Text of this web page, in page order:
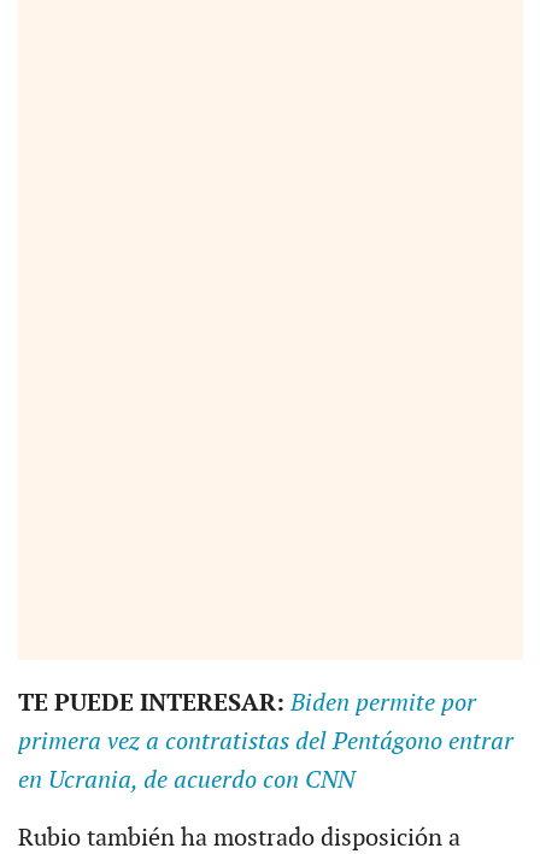
TE PUEDE INTERESAR:Biden permite por
primera vez a contratistas del Pentágono entrar
en Ucrania, de acuerdo con CNN
Rubio también ha mostrado disposición a